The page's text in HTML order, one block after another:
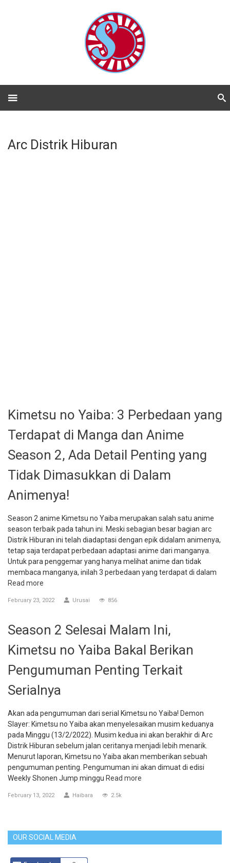
Arc Distrik Hiburan
Kimetsu no Yaiba: 3 Perbedaan yang
Terdapat di Manga dan Anime
Season 2, Ada Detail Penting yang
Tidak Dimasukkan di Dalam
Animenya!
Season 2 anime Kimetsu no Yaiba merupakan salah satu anime
season terbaik pada tahun ini. Meski sebagian besar bagian arc
Distrik Hiburan ini telah diadaptasi dengan epik didalam animenya,
tetap saja terdapat perbedaan adaptasi anime dari manganya.
Untuk para penggemar yang hanya melihat anime dan tidak
membaca manganya, inilah 3 perbedaan yang terdapat di dalam
Read more
February 23, 2022 Urusai 856
Season 2 Selesai Malam Ini,
Kimetsu no Yaiba Bakal Berikan
Pengumuman Penting Terkait
Serialnya
Akan ada pengumuman dari serial Kimetsu no Yaiba! Demon
Slayer: Kimetsu no Yaiba akan menyelesaikan musim keduanya
pada Minggu (13/2/2022). Musim kedua ini akan berakhir di Arc
Distrik Hiburan sebelum jalan ceritanya menjadi lebih menarik.
Menurut laporan, Kimetsu no Yaiba akan memberikan sebuah
pengumuman penting. Pengumuman ini akan dimuat di edisi
Weekly Shonen Jump minggu Read more
February 13, 2022 Haibara 2.5k
OUR SOCIAL MEDIA